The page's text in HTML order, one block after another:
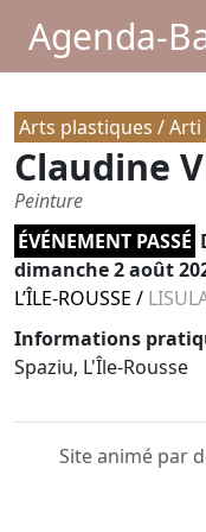
Agenda-
Arts plastiques /
Claudine
Peinture
ÉVÉNEMENT PASSÉ
dimanche 2 août
L’ÎLE-ROUSSE /
Informations
Spaziu, L'Île-Rousse
Site animé par